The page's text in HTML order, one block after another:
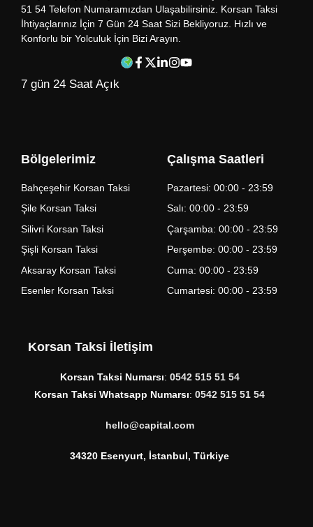
51 54 Telefon Numaramızdan Ulaşabilirsiniz. Korsan Taksi
İhtiyaçlarınız İçin 7 Gün 24 Saat Sizi Bekliyoruz. Hızlı ve
Konforlu bir Yolculuk İçin Bizi Arayın.
7 gün 24 Saat Açık
Bölgelerimiz
Bahçeşehir Korsan Taksi
Şile Korsan Taksi
Silivri Korsan Taksi
Şişli Korsan Taksi
Aksaray Korsan Taksi
Esenler Korsan Taksi
Çalışma Saatleri
Pazartesi: 00:00 - 23:59
Salı: 00:00 - 23:59
Çarşamba: 00:00 - 23:59
Perşembe: 00:00 - 23:59
Cuma: 00:00 - 23:59
Cumartesi: 00:00 - 23:59
Korsan Taksi İletişim
Korsan Taksi Numarsı: 0542 515 51 54
Korsan Taksi Whatsapp Numarsı: 0542 515 51 54
hello@capital.com
34320 Esenyurt, İstanbul, Türkiye